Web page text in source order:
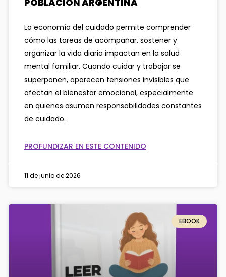
La economía del cuidado permite comprender
cómo las tareas de acompañar, sostener y
organizar la vida diaria impactan en la salud
mental familiar. Cuando cuidar y trabajar se
superponen, aparecen tensiones invisibles que
afectan el bienestar emocional, especialmente
en quienes asumen responsabilidades constantes
de cuidado.
PROFUNDIZAR EN ESTE CONTENIDO
11 de junio de 2026
EBOOK